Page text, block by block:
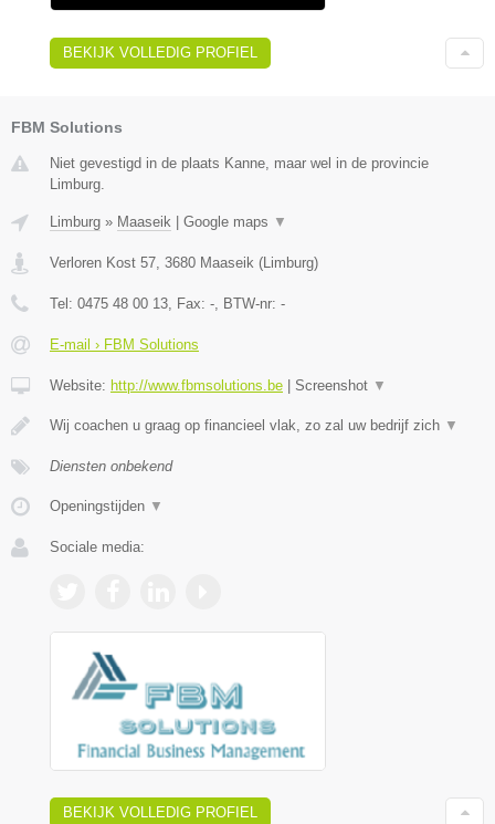
BEKIJK VOLLEDIG PROFIEL
FBM Solutions
Niet gevestigd in de plaats Kanne, maar wel in de provincie
Limburg.
Limburg » Maaseik Google maps ▼
Verloren Kost 57 3680 Maaseik ( Limburg)
Tel: 0475 48 00 13 , Fax: - , BTW-nr: -
E-mail › FBM Solutions
Website: http://www.fbmsolutions.be Screenshot ▼
Wij coachen u graag op financieel vlak, zo zal uw bedrijf zich ▼
Diensten onbekend
Openingstijden ▼
Sociale media:
BEKIJK VOLLEDIG PROFIEL